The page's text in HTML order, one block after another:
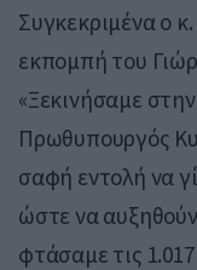
Συγκεκριμένα o
εκπομπή του
«Ξεκινήσαμε
Πρωθυπουργός
σαφή εντολή να
ώστε να
φτάσαμε τις